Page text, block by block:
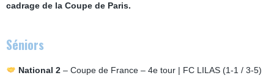
cadrage de la Coupe de Paris.
Séniors
National 2– Coupe de France – 4e tour | FC LILAS (1-1 / 3-5)